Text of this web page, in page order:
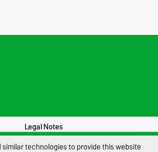
Legal Notes
Privacy Policy
technologies to provide this website